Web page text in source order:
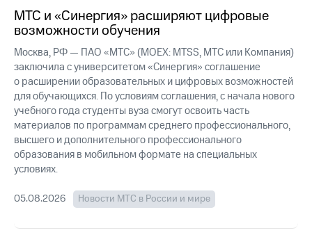
Контакты
Новости
в
регионе
и акционерам
Корпоративное
управление
Корпоративный
секретарь
Информация
акционерам
МТС и «Синергия» расширяют цифровые
возможности обучения
Москва, РФ — ПАО «МТС» (MOEX: MTSS, МТС или Компания)
заключила с университетом «Синергия» соглашение
о расширении образовательных и цифровых возможностей
для обучающихся. По условиям соглашения, с начала нового
учебного года студенты вуза смогут освоить часть
материалов по программам среднего профессионального,
высшего и дополнительного профессионального
образования в мобильном формате на специальных
условиях.
05.08.2026 Новости МТС в России и мире